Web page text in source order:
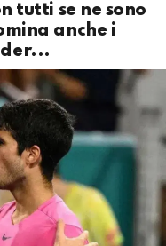
tutti se ne sono
anche i